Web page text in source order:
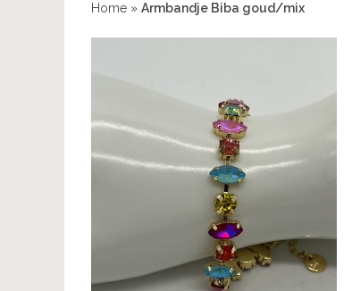
Home » Armbandje Biba goud/mix